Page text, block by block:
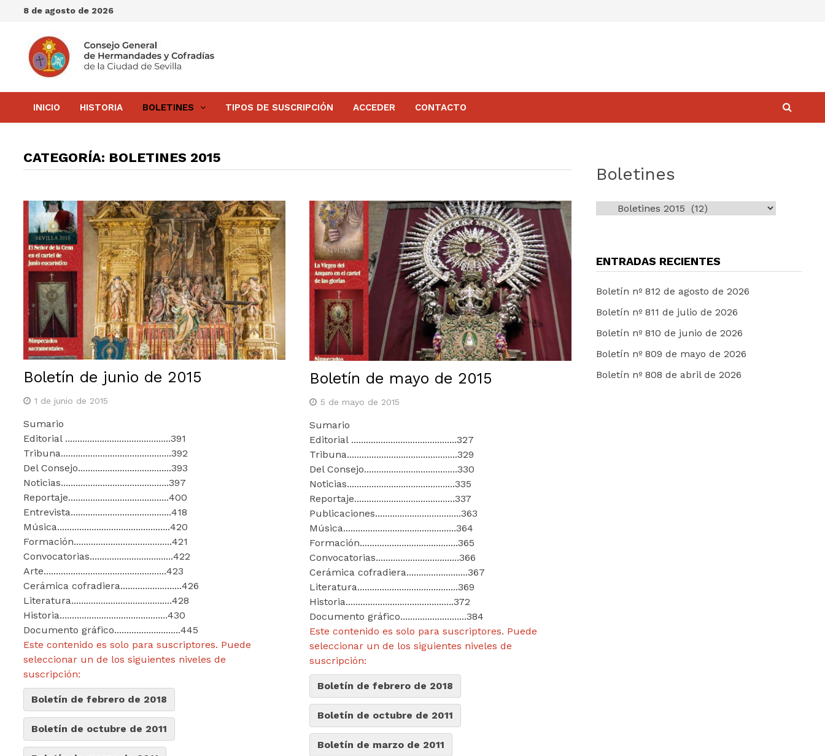
Saltar
contenido
8 de agosto de 2026
INICIO HISTORIA BOLETINES TIPOS DE SUSCRIPCIÓN ACCEDER CONTACTO
CATEGORÍA: BOLETINES 2015
Boletín de junio de 2015
1 de junio de 2015
Sumario
Editorial ...........................................391
Tribuna.............................................392
Del Consejo......................................393
Noticias............................................397
Reportaje.........................................400
Entrevista.........................................418
Música..............................................420
Formación........................................421
Convocatorias..................................422
Arte..................................................423
Cerámica cofradiera.........................426
Literatura.........................................428
Historia............................................430
Documento gráfico...........................445
Este contenido es solo para suscriptores. Puede
seleccionar un de los siguientes niveles de
suscripción:
Boletín de febrero de 2018
Boletín de octubre de 2011
Boletín de mayo de 2015
5 de mayo de 2015
Sumario
Editorial ...........................................327
Tribuna.............................................329
Del Consejo......................................330
Noticias............................................335
Reportaje.........................................337
Publicaciones...................................363
Música..............................................364
Formación........................................365
Convocatorias..................................366
Cerámica cofradiera.........................367
Literatura.........................................369
Historia............................................372
Documento gráfico...........................384
Este contenido es solo para suscriptores. Puede
seleccionar un de los siguientes niveles de
suscripción:
Boletín de febrero de 2018
Boletín de octubre de 2011
Boletín de marzo de 2011
Boletines
Boletines
ENTRADAS RECIENTES
Boletín nº 812 de agosto de 2026
Boletín nº 811 de julio de 2026
Boletín nº 810 de junio de 2026
Boletín nº 809 de mayo de 2026
Boletín nº 808 de abril de 2026